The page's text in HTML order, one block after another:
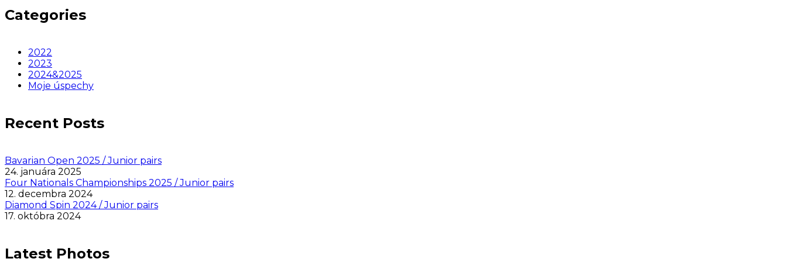
Categories
2022
2023
2024&2025
Moje úspechy
Recent Posts
Bavarian Open 2025 / Junior pairs
24. januára 2025
Four Nationals Championships 2025 / Junior pairs
12. decembra 2024
Diamond Spin 2024 / Junior pairs
17. októbra 2024
Latest Photos